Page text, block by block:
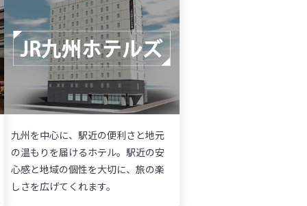
九州を中心に、駅近の便利さと地元
の温もりを届けるホテル。駅近の安
心感と地域の個性を大切に、旅の楽
しさを広げてくれます。